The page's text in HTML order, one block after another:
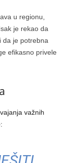
u regionu,
Isak je rekao da
da je potrebna
efikasno privele
važnih